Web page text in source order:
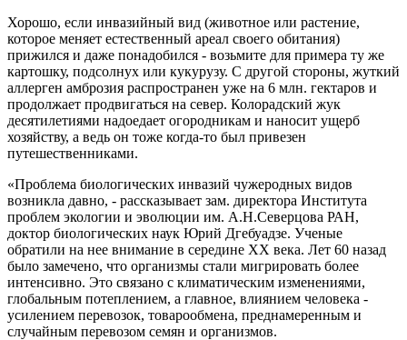
Хорошо, если инвазийный вид (животное или растение,
которое меняет естественный ареал своего обитания)
прижился и даже понадобился - возьмите для примера ту же
картошку, подсолнух или кукурузу. С другой стороны, жуткий
аллерген амброзия распространен уже на 6 млн. гектаров и
продолжает продвигаться на север. Колорадский жук
десятилетиями надоедает огородникам и наносит ущерб
хозяйству, а ведь он тоже когда-то был привезен
путешественниками.
«Проблема биологических инвазий чужеродных видов
возникла давно, - рассказывает зам. директора Института
проблем экологии и эволюции им. А.Н.Северцова РАН,
доктор биологических наук Юрий Дгебуадзе. Ученые
обратили на нее внимание в середине ХХ века. Лет 60 назад
было замечено, что организмы стали мигрировать более
интенсивно. Это связано с климатическим изменениями,
глобальным потеплением, а главное, влиянием человека -
усилением перевозок, товарообмена, преднамеренным и
случайным перевозом семян и организмов.